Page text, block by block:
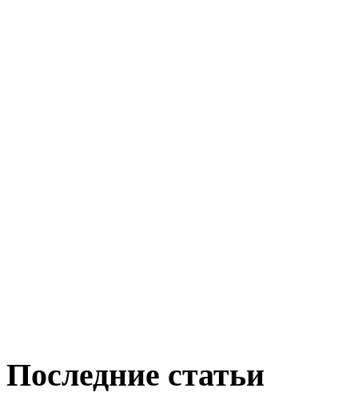
Последние статьи